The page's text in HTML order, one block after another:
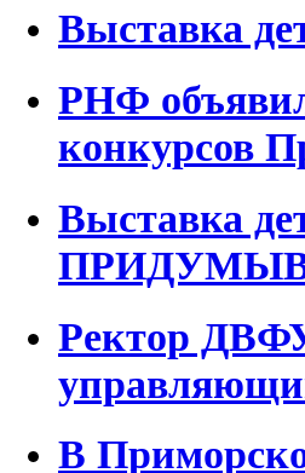
Выставка
РНФ
конкурсов
Выставка
Ректор
В